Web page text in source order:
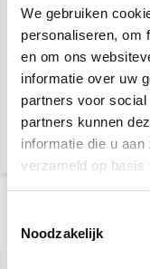
We gebruiken
personaliseren, om
en om ons
informatie over uw
partners voor
partners kunnen
informatie die u
verzameld op basis
Noodzakelijk
Klinitulle
(10 stuks)
10,20
(11,12 Incl. btw)
Recent bekeken